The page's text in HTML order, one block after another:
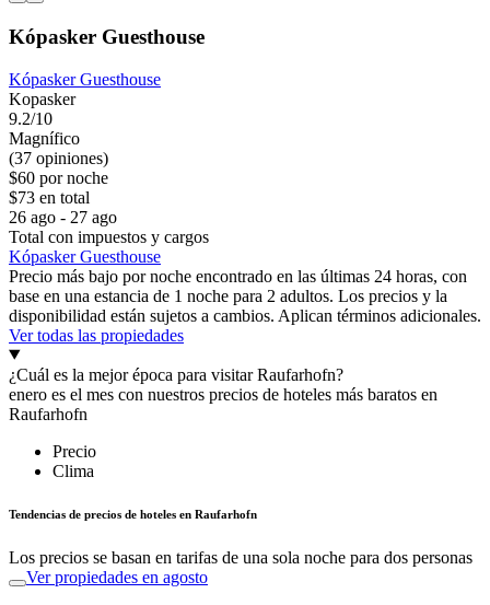
Kópasker Guesthouse
Kópasker Guesthouse
Kopasker
9.2/10
Magnífico
(37 opiniones)
$60 por noche
$73 en total
26 ago - 27 ago
Total con impuestos y cargos
Kópasker Guesthouse
Precio más bajo por noche encontrado en las últimas 24 horas, con
base en una estancia de 1 noche para 2 adultos. Los precios y la
disponibilidad están sujetos a cambios. Aplican términos adicionales.
Ver todas las propiedades
¿Cuál es la mejor época para visitar Raufarhofn?
enero es el mes con nuestros precios de hoteles más baratos en
Raufarhofn
Precio
Clima
Tendencias de precios de hoteles en Raufarhofn
Los precios se basan en tarifas de una sola noche para dos personas
Ver propiedades en agosto